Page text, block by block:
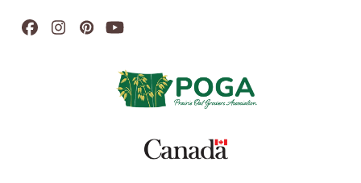
Facebook
Instagram
PinterestYouTube